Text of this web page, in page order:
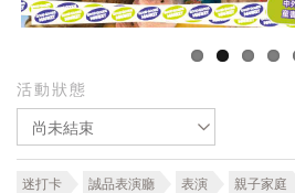
活動狀態
尚未結束
迷打卡 誠品表演廳 表演 親子家庭